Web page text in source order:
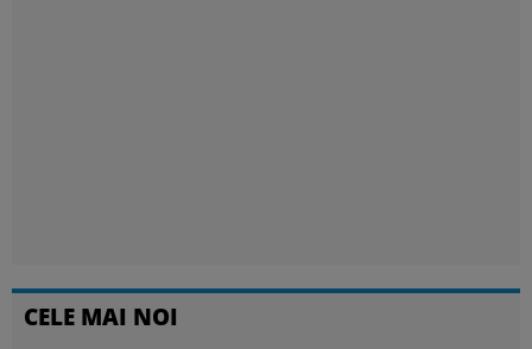
CELE MAI NOI